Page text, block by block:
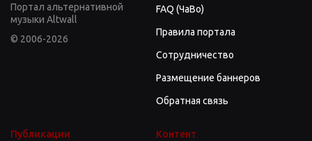
Портал альтернативной
музыки Altwall
© 2006-2026
FAQ (ЧаВо)
Правила портала
Сотрудничество
Размещение баннеров
Обратная связь
Публикации Контент